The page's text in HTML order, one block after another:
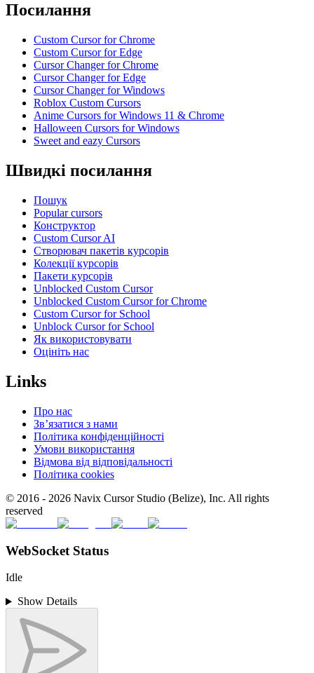
Посилання
Custom Cursor for Chrome
Custom Cursor for Edge
Cursor Changer for Chrome
Cursor Changer for Edge
Cursor Changer for Windows
Roblox Custom Cursors
Anime Cursors for Windows 11 & Chrome
Halloween Cursors for Windows
Sweet and eazy Cursors
Швидкі посилання
Пошук
Popular cursors
Конструктор
Custom Cursor AI
Створювач пакетів курсорів
Колекції курсорів
Пакети курсорів
Unblocked Custom Cursor
Unblocked Custom Cursor for Chrome
Custom Cursor for School
Unblock Cursor for School
Як використовувати
Оцініть нас
Links
Про нас
Зв’язатися з нами
Політика конфіденційності
Умови використання
Відмова від відповідальності
Політика cookies
© 2016 - 2026 Navix Cursor Studio (Belize), Inc. All rights
reserved
WebSocket Status
Idle
Show Details